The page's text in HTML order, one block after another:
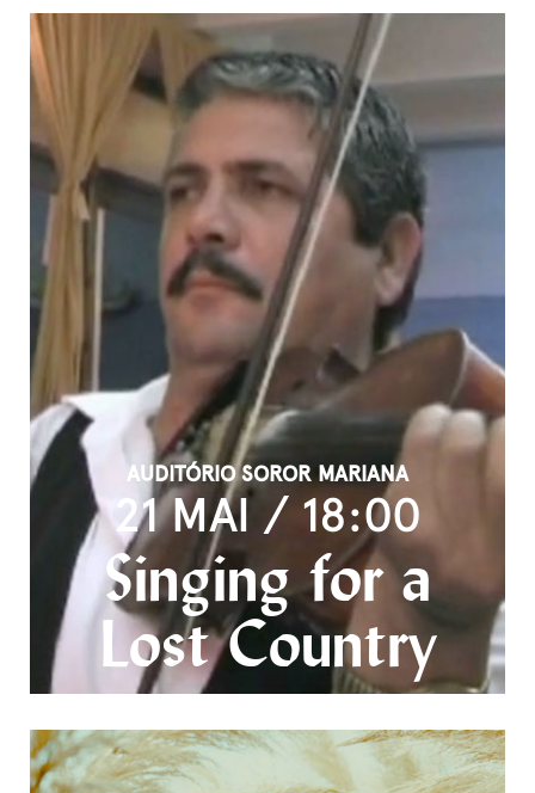
AUDITÓRIO SOROR MARIANA
21 MAI / 18:00
Singing for a
Lost Country